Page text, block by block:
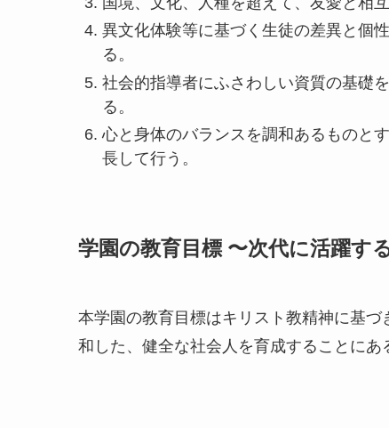
異文化体験等に基づく生徒の差異と個
る。
社会的指導者にふさわしい資質の基礎
る。
心と身体のバランスを調和あるものと
長して行う。
学園の教育目標 〜次代に活躍す
本学園の教育目標はキリスト教精神に基
和した、健全な社会人を育成することにあ